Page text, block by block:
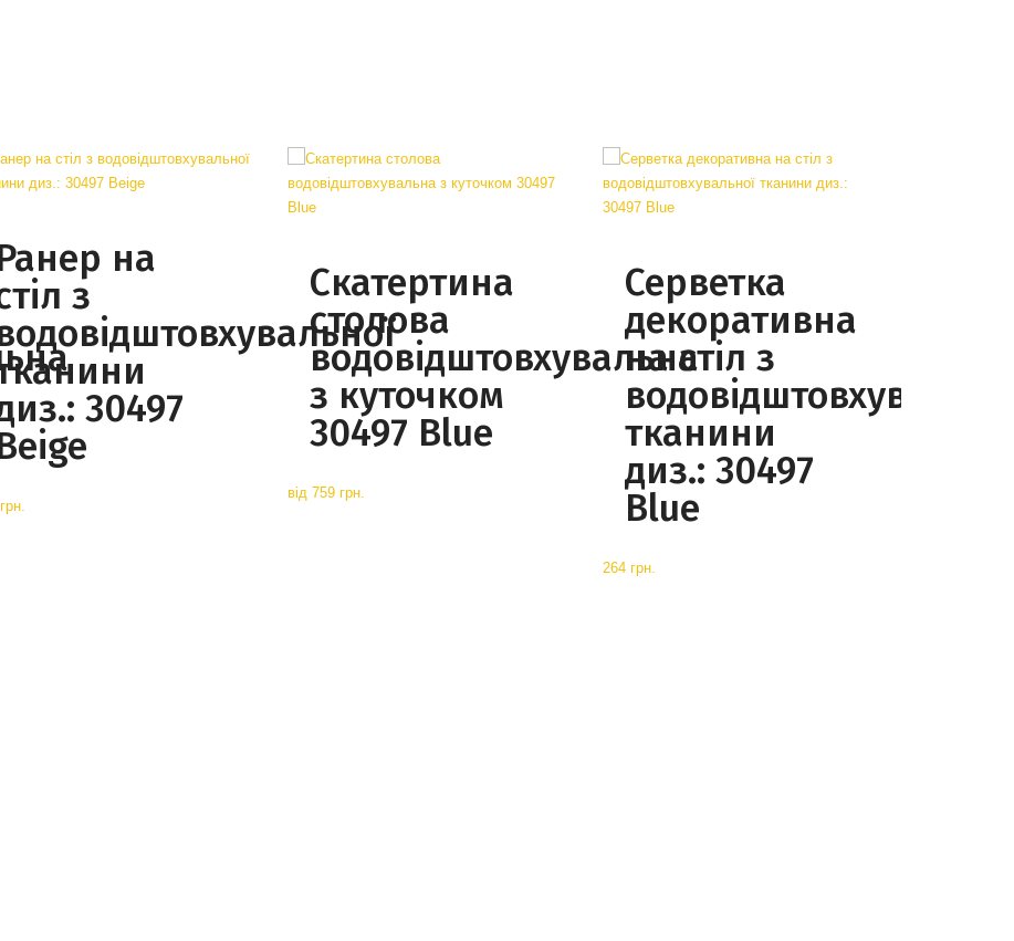
на
з
30497
Скатертина
столова
водовідштовхувальна
з куточком
30497 Blue
від 759 грн.
Серветка
декоративна
на стіл з
тканини
диз.: 30497
Blue
264 грн.